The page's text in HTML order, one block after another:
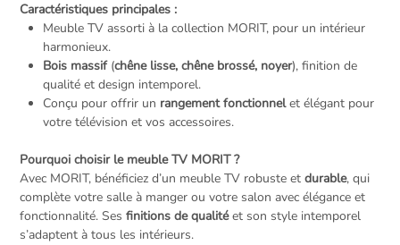
Caractéristiques principales :
Meuble TV assorti à la collection MORIT, pour un intérieur
harmonieux.
Bois massif (chêne lisse, chêne brossé, noyer), finition de
qualité et design intemporel.
Conçu pour offrir un rangement fonctionnelet élégant pour
votre télévision et vos accessoires.
Pourquoi choisir le meuble TV MORIT ?
Avec MORIT, bénéficiez d’un meuble TV robuste etdurable, qui
complète votre salle à manger ou votre salon avec élégance et
fonctionnalité. Sesfinitions de qualitéet son style intemporel
s’adaptent à tous les intérieurs.